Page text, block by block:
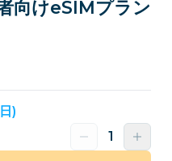
向けeSIMプラン
)